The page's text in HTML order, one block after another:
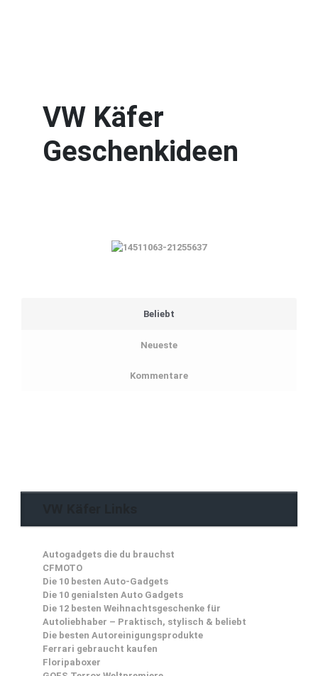
VW Käfer
Geschenkideen
Beliebt
Neueste
Kommentare
Autogadgets die du brauchst
CFMOTO
Die 10 besten Auto-Gadgets
Die 10 genialsten Auto Gadgets
Die 12 besten Weihnachtsgeschenke für
Autoliebhaber – Praktisch, stylisch & beliebt
Die besten Autoreinigungsprodukte
Ferrari gebraucht kaufen
Floripaboxer